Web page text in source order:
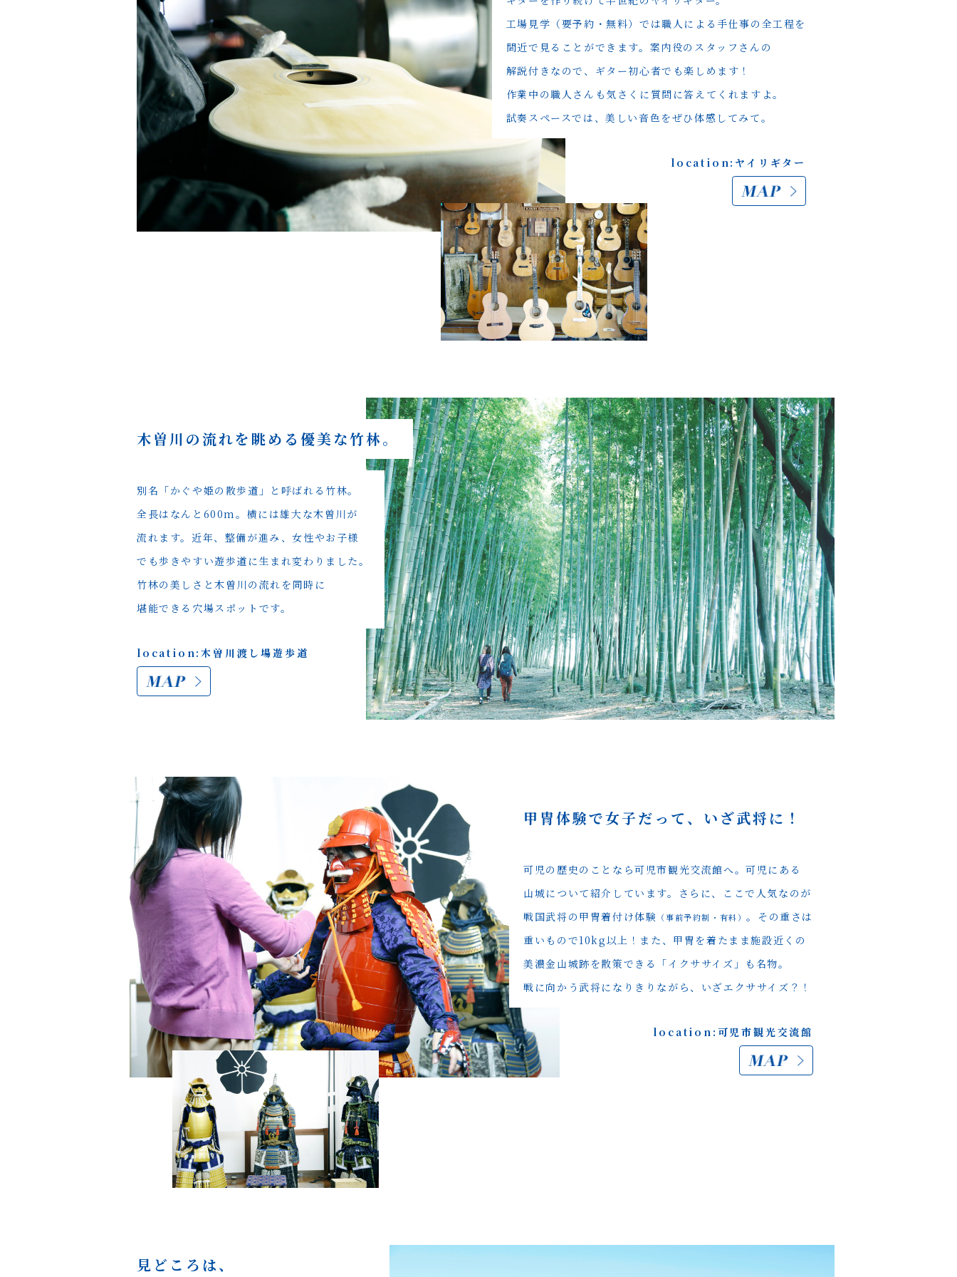
工場見学（要予約・無料）では職人による手仕事の全工程を
間近で見ることができます。案内役のスタッフさんの
解説付きなので、ギター初心者でも楽しめます！
作業中の職人さんも気さくに質問に答えてくれますよ。
試奏スペースでは、美しい音色をぜひ体感してみて。
location:ヤイリギター
木曽川の流れを眺める 優美な竹林。
別名「かぐや姫の散歩道」と呼ばれる竹林。
全長はなんと600m。横には雄大な木曽川が
流れます。近年、整備が進み、女性やお子様
でも歩きやすい遊歩道に生まれ変わりました。
竹林の美しさと木曽川の流れを同時に
堪能できる穴場スポットです。
location:木曽川渡し場遊歩道
甲冑体験で女子だって、 いざ武将に！
可児の歴史のことなら可児市観光交流館へ。可児にある
山城について紹介しています。さらに、ここで人気なのが
戦国武将の甲冑着付け体験 （事前予約制・有料）。その重さは
重いもので10kg以上！また、甲冑を着たまま施設近くの
美濃金山城跡を散策できる「イクササイズ」も名物。
戦に向かう武将になりきりながら、いざエクササイズ？！
location:可児市観光交流館
見どころは、